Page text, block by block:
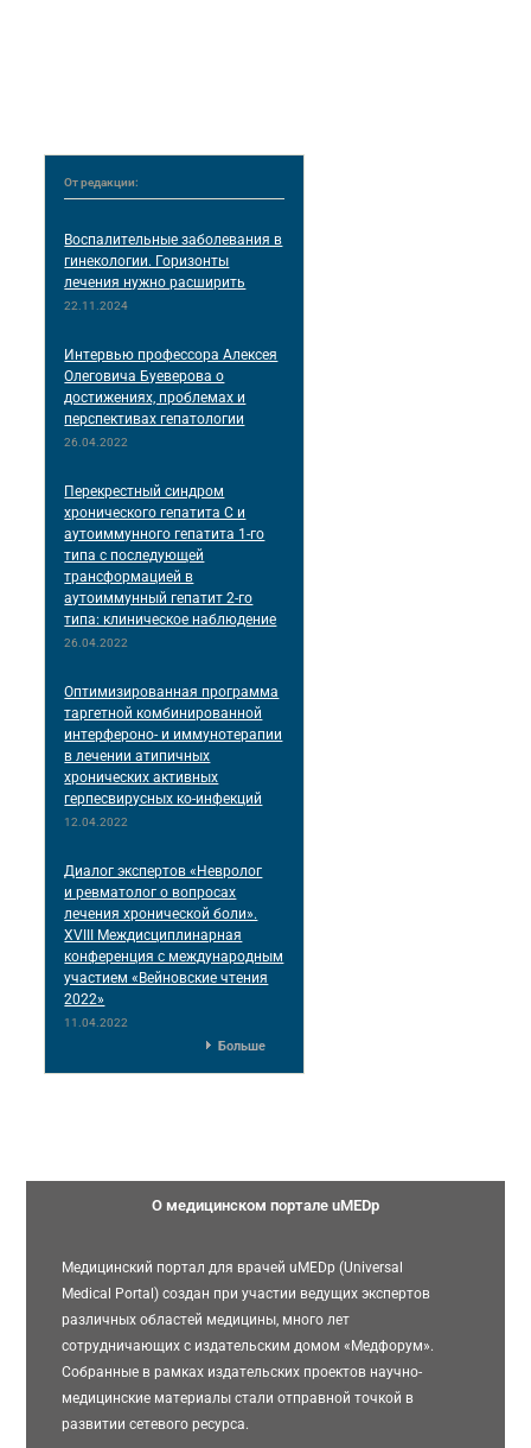
От редакции:
Воспалительные заболевания в
гинекологии. Горизонты
лечения нужно расширить
22.11.2024
Интервью профессора Алексея
Олеговича Буеверова о
достижениях, проблемах и
перспективах гепатологии
26.04.2022
Перекрестный синдром
хронического гепатита С и
аутоиммунного гепатита 1-го
типа с последующей
трансформацией в
аутоиммунный гепатит 2-го
типа: клиническое наблюдение
26.04.2022
Оптимизированная программа
таргетной комбинированной
интерфероно- и иммунотерапии
в лечении атипичных
хронических активных
герпесвирусных ко-инфекций
12.04.2022
Диалог экспертов «Невролог
и ревматолог о вопросах
лечения хронической боли».
XVIII Междисциплинарная
конференция c международным
участием «Вейновские чтения
2022»
11.04.2022
Больше
О медицинском портале uMEDp
Медицинский портал для врачей uMEDp (Universal
Medical Portal) создан при участии ведущих экспертов
различных областей медицины, много лет
сотрудничающих с издательским домом «Медфорум».
Собранные в рамках издательских проектов научно-
медицинские материалы стали отправной точкой в
развитии сетевого ресурса.